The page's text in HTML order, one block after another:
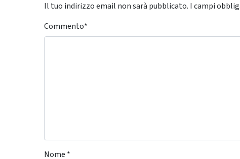
Il tuo indirizzo email non sarà pubblicato. I campi
Commento*
Nome *